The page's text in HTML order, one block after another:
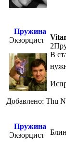
Пружина
Экзорцист
В
Добавлено: Thu
Пружина
Экзорцист